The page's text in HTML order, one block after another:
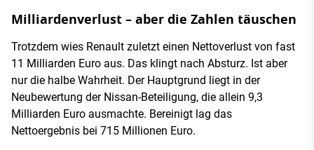
Milliardenverlust – aber die Zahlen täuschen
Trotzdem wies Renault zuletzt einen Nettoverlust von fast
11 Milliarden Euro aus. Das klingt nach Absturz. Ist aber
nur die halbe Wahrheit. Der Hauptgrund liegt in der
Neubewertung der Nissan-Beteiligung, die allein 9,3
Milliarden Euro ausmachte. Bereinigt lag das
Nettoergebnis bei 715 Millionen Euro.